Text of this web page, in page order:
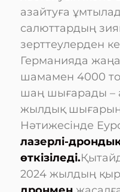
азайтуға
салюттардың
зерттеулерден
Германияда
шамамен 4000
шаң шығарады –
жылдық
Нәтижесінде
лазерлі-
өткізіледі.
2024 жылдың